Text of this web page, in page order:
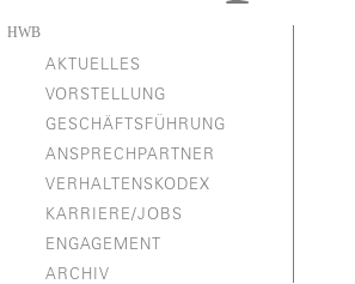
HWB
AKTUELLES
VORSTELLUNG
GESCHÄFTSFÜHRUNG
ANSPRECHPARTNER
VERHALTENSKODEX
KARRIERE/JOBS
ENGAGEMENT
ARCHIV